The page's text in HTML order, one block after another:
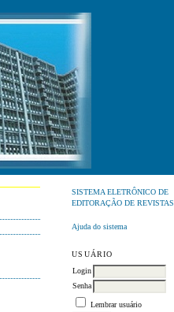
SISTEMA ELETRÔNICO DE
EDITORAÇÃO DE REVISTAS
Ajuda do sistema
USUÁRIO
Login
Senha
Lembrar usuário